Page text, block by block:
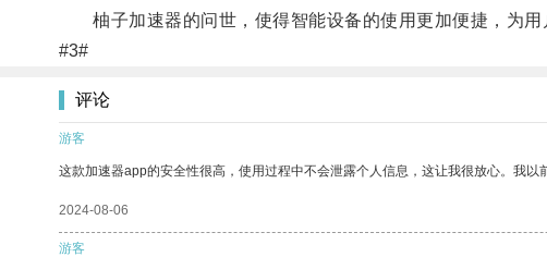
柚子加速器的问世，使得智能设备的使用更加便捷，为用
#3#
评论
游客
这款加速器app的安全性很高，使用过程中不会泄露个人信息，这让我很放心。我
2024-08-06
游客